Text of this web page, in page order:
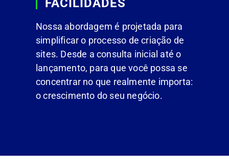
FACILIDADES
Nossa abordagem é projetada para
simplificar o processo de criação de
sites. Desde a consulta inicial até o
lançamento, para que você possa se
concentrar no que realmente importa:
o crescimento do seu negócio.